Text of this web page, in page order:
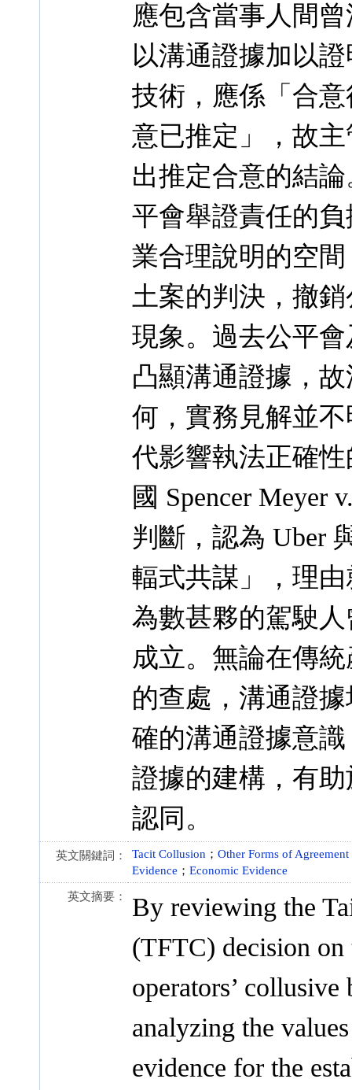
應包含當事人間
以溝通證據加以
技術，應係「合
意已推定」，故
出推定合意的結
平會舉證責任的
業合理說明的空
土案的判決，撤
現象。過去公平
凸顯溝通證據，
何，實務見解並
代影響執法正確
國 Spencer Meyer
判斷，認為 Uber
輻式共謀」，理
為數甚夥的駕駛
成立。無論在傳
的查處，溝通證
確的溝通證據意
證據的建構，有
認同。
英文關鍵詞： Tacit Collusion ； Other Forms of Agreement
Evidence ； Economic Evidence
英文摘要：
By reviewing the
(TFTC) decision
operators’
analyzing the
evidence for the